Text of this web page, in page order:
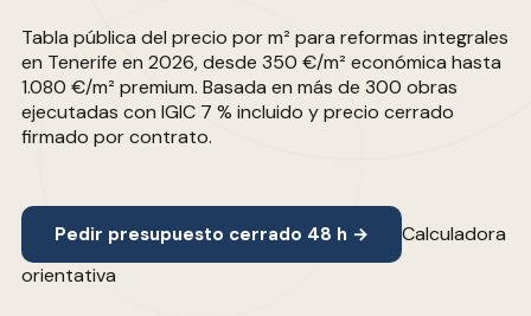
Tabla pública del precio por m² para reformas integrales
en Tenerife en 2026, desde 350 €/m² económica hasta
1.080 €/m² premium. Basada en más de 300 obras
ejecutadas con IGIC 7 % incluido y precio cerrado
firmado por contrato.
Pedir presupuesto cerrado 48 h →
Calculadora
orientativa